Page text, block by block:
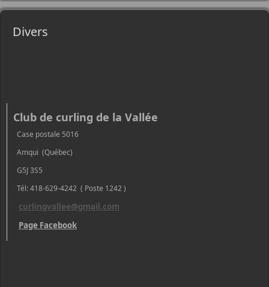
Divers
Club de curling de la Vallée
Case postale 5016
Amqui (Québec)
G5J 3S5
Tél: 418-629-4242 ( Poste 1242 )
curlingvallee@gmail.com
Page Facebook